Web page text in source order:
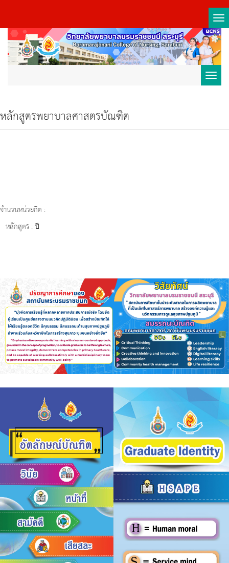
หลักสูตรพยาบาลศาสตรบัณฑิต
จำนวนหน่วยกิต :
หลักสูตร : ปี